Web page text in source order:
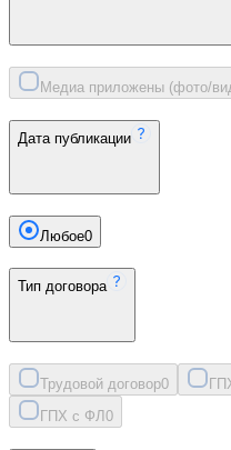
Медиа приложены (фото/
Дата публикации
Любое0
Тип договора
Трудовой договор0
ГПХ с ФЛ 0